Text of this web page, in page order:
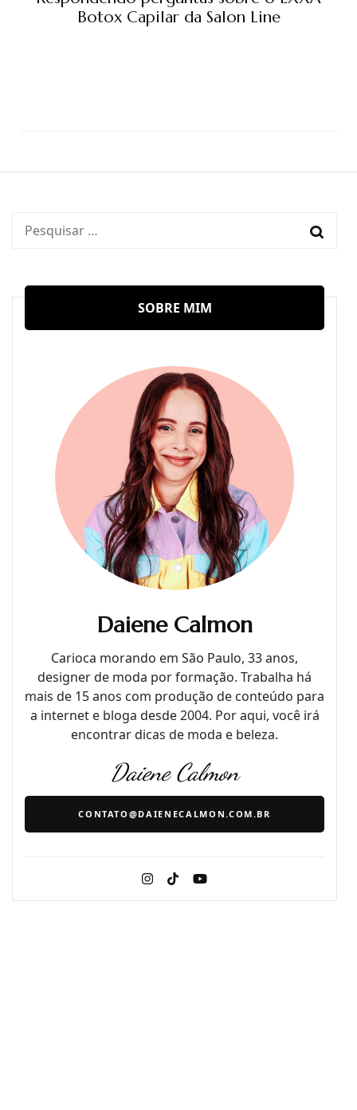
Botox Capilar da Salon Line
Pesquisar
SOBRE MIM
Daiene Calmon
Carioca morando em São Paulo, 33 anos,
designer de moda por formação. Trabalha há
mais de 15 anos com produção de conteúdo para
a internet e bloga desde 2004. Por aqui, você irá
encontrar dicas de moda e beleza.
Daiene Calmon
CONTATO@DAIENECALMON.COM.BR